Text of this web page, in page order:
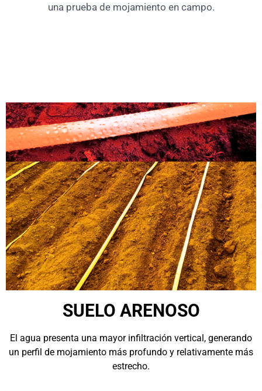
una prueba de mojamiento en campo.
SUELO ARENOSO
El agua presenta una mayor infiltración vertical, generando
un perfil de mojamiento más profundo y relativamente más
estrecho.